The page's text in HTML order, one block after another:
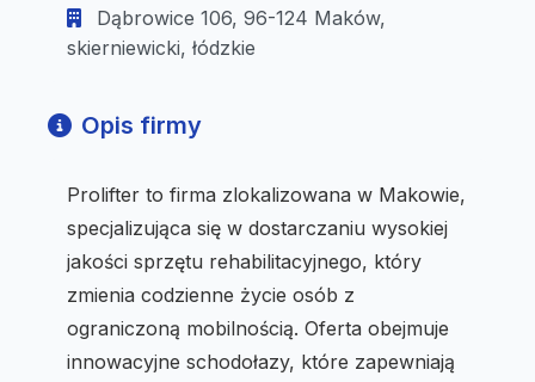
Dąbrowice 106, 96-124 Maków,
skierniewicki, łódzkie
Opis firmy
Prolifter to firma zlokalizowana w Makowie,
specjalizująca się w dostarczaniu wysokiej
jakości sprzętu rehabilitacyjnego, który
zmienia codzienne życie osób z
ograniczoną mobilnością. Oferta obejmuje
innowacyjne schodołazy, które zapewniają